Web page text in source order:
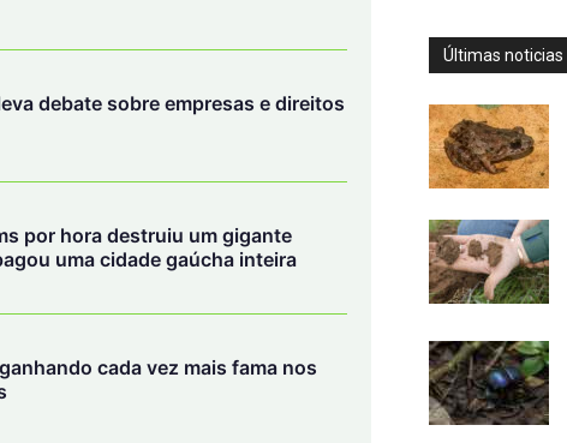
debate sobre empresas e direitos
por hora destruiu um gigante
uma cidade gaúcha inteira
cada vez mais fama nos
Últimas noticias